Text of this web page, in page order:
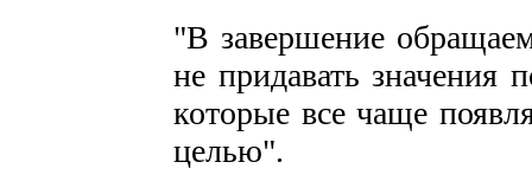
"В завершение
не придавать
которые все чаще
целью".